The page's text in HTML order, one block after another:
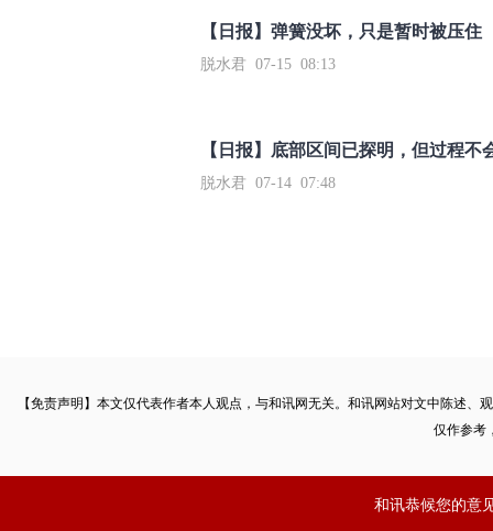
【日报】弹簧没坏，只是暂时被压住
脱水君 07-15 08:13
【日报】底部区间已探明，但过程不
脱水君 07-14 07:48
【免责声明】本文仅代表作者本人观点，与和讯网无关。和讯网站对文中陈述
仅作参考
和讯恭候您的意